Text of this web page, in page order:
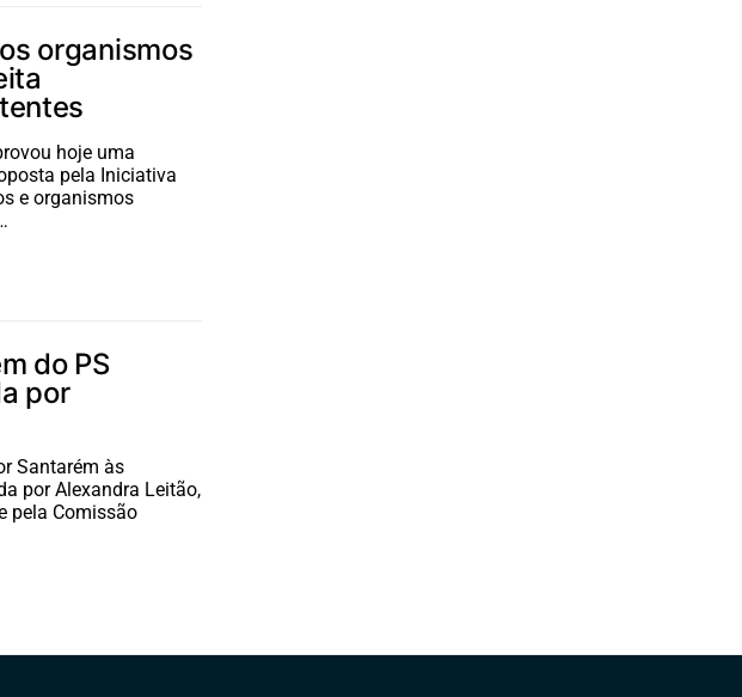
organismos
hoje uma
pela Iniciativa
e organismos
do PS
por
Santarém às
por Alexandra Leitão,
pela Comissão